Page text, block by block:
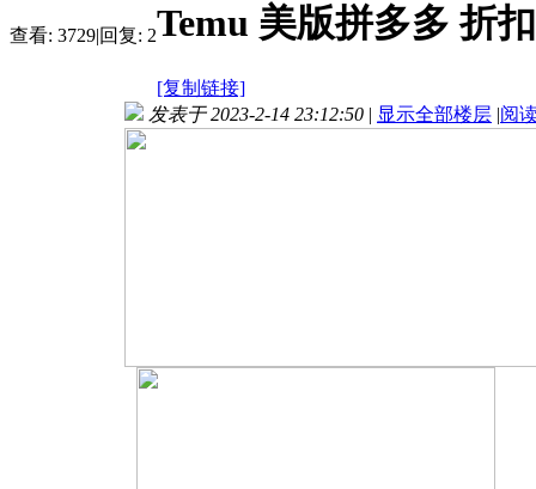
查看: 3729|回复: 2Temu 美版拼多多 折
[复制链接]
发表于 2023-2-14 23:12:50 | 显示全部楼层 |阅